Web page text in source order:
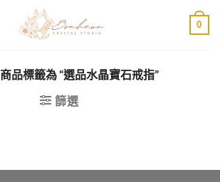
0
商品標籤為 “選品水晶寶石戒指”
篩選